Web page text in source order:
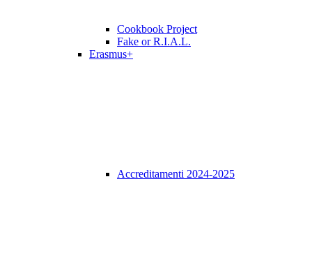
Cookbook Project
Fake or R.I.A.L.
Erasmus+
Accreditamenti 2024-2025